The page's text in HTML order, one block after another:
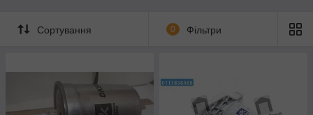
Сортування 0 Фільтри